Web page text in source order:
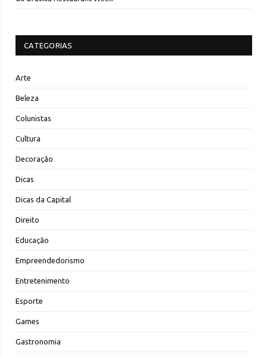
CATEGORIAS
Arte
Beleza
Colunistas
Cultura
Decoração
Dicas
Dicas da Capital
Direito
Educação
Empreendedorismo
Entretenimento
Esporte
Games
Gastronomia